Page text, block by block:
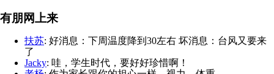
有朋网上来
扶苏: 好消息：下周温度降到30左右 坏消息：台风又要来
了
Jacky: 哇，学生时代，要好好珍惜啊！